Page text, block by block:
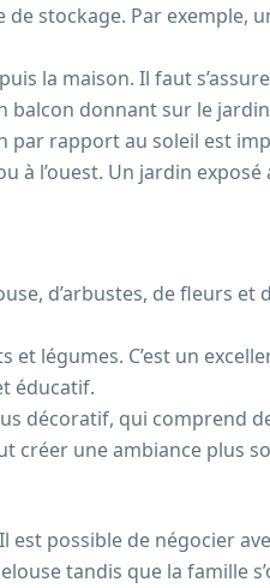
stockage. Par
la maison. Il faut
balcon donnant sur le
par rapport au soleil est
à l’ouest. Un jardin
d’arbustes, de fleurs
légumes. C’est un
éducatif.
décoratif, qui comprend
créer une ambiance plus
Il est possible de négocier
tandis que la famille